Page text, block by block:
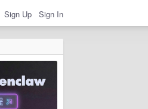
Sign Up Sign In